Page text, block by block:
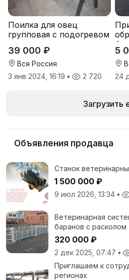
Поилка для овец
групповая с подогревом
39 000 ₽
Вся Россия
3 янв 2024, 16:19 • 2 720
5
24
Загрузить
Объявления продавца
Станок
1 500 000 ₽
9 июл 2026, 13:34 •
Ветеринарная
баранов с расколом
320 000 ₽
2 дек 2025, 07:47 •
Приглашаем к
регионах